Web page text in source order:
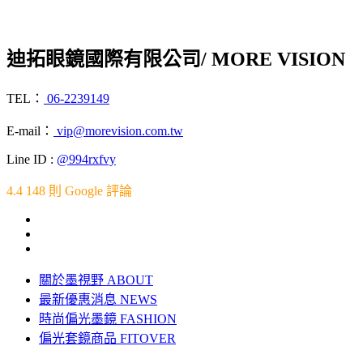
迪拓眼鏡國際有限公司/ MORE VISION
TEL： 06-2239149
E-mail： vip@morevision.com.tw
Line ID : @994rxfvy
4.4 148 則 Google 評論
關於墨視野 ABOUT
最新優惠消息 NEWS
時尚偏光墨鏡 FASHION
偏光套鏡商品 FITOVER